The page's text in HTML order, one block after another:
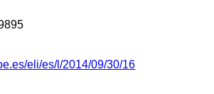
eli/es/l/2014/09/30/16